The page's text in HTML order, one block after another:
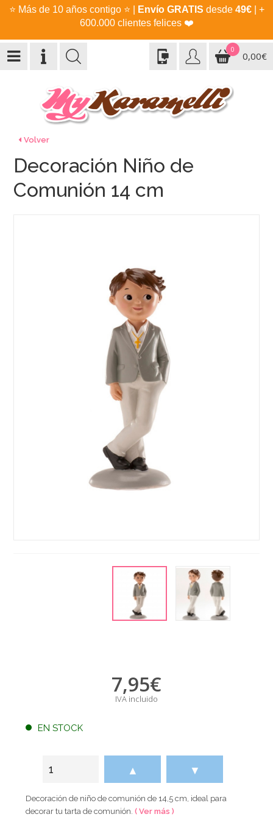
⭐ Más de 10 años contigo ⭐ Envío GRATIS desde 49€| +
600.000 clientes felices ❤️
0
0,00€
Volver
Decoración Niño de
Comunión 14 cm
7,95€
IVA incluido
EN STOCK
▲ ▼
Decoración de niño de comunión de 14,5 cm, ideal para
decorar tu tarta de comunión.( Ver más )